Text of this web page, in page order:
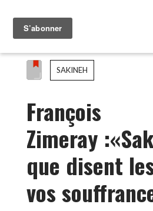
SAKINEH
François
Zimeray
que disent
vos